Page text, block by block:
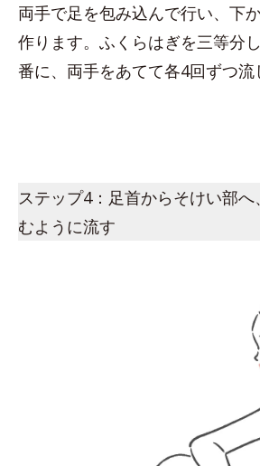
両手で足を包み込んで行い、下
作ります。ふくらはぎを三等分
番に、両手をあてて各4回ずつ流
ステップ4：足首からそけい部
むように流す